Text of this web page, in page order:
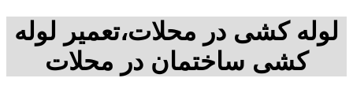
لوله کشی در محلات،تعمیر لوله
کشی ساختمان در محلات